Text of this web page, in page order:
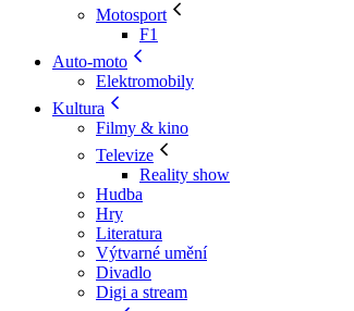
Motosport
F1
Auto-moto
Elektromobily
Kultura
Filmy & kino
Televize
Reality show
Hudba
Hry
Literatura
Výtvarné umění
Divadlo
Digi a stream